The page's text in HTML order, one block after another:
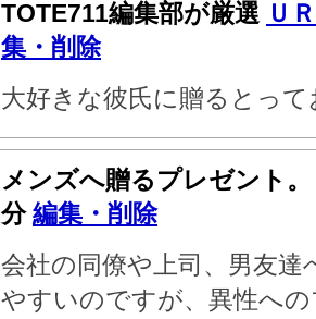
TOTE711編集部が厳選 Ｕ
集・削除
大好きな彼氏に贈るとっ
メンズへ贈るプレゼント
分編集・削除
会社の同僚や上司、男友
やすいのですが、異性へ